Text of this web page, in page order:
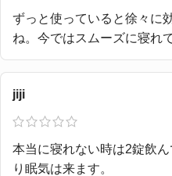
ずっと使っていると徐々に
ね。今ではスムーズに寝れ
jiji
本当に寝れない時は2錠飲
り眠気は来ます。